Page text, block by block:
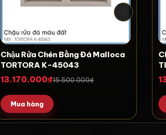
Chậu Rửa Chén Bằng Đá Malloca
TORTORA K-45043
13.170.000₫15.500.000₫
Mua hàng